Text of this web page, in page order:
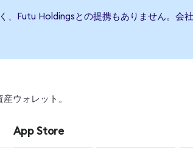
Futu Holdingsとの提携もありません。会
ウォレット。
App Store